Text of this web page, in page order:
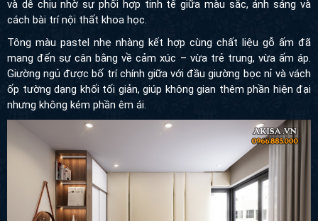
dễ chịu nhờ sự phối hợp tinh tế giữa màu sắc, ánh sáng và cách
bài trí nội thất khoa học.
Tông màu pastel nhẹ nhàng kết hợp cùng chất liệu gỗ ấm đã
mang đến sự cân bằng về cảm xúc – vừa trẻ trung, vừa ấm áp.
Giường ngủ được bố trí chính giữa với đầu giường bọc nỉ và
vách ốp tường dạng khối tối giản, giúp không gian thêm phần hiện
đại nhưng không kém phần êm ái.